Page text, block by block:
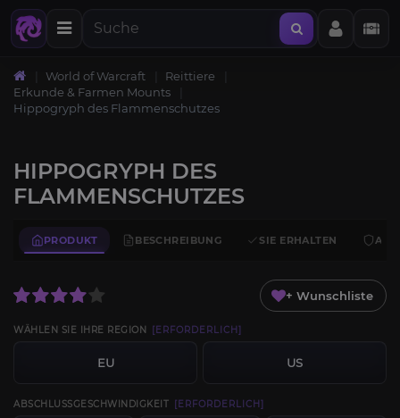
World of Warcraft
Reittiere
Erkunde & Farmen Mounts
Hippogryph des Flammenschutzes
HIPPOGRYPH DES
FLAMMENSCHUTZES
PRODUKT BESCHREIBUNG SIE ERHALTEN
+ Wunschliste
WÄHLEN SIE IHRE REGION [ERFORDERLICH]
EU US
ABSCHLUSSGESCHWINDIGKEIT [ERFORDERLICH]